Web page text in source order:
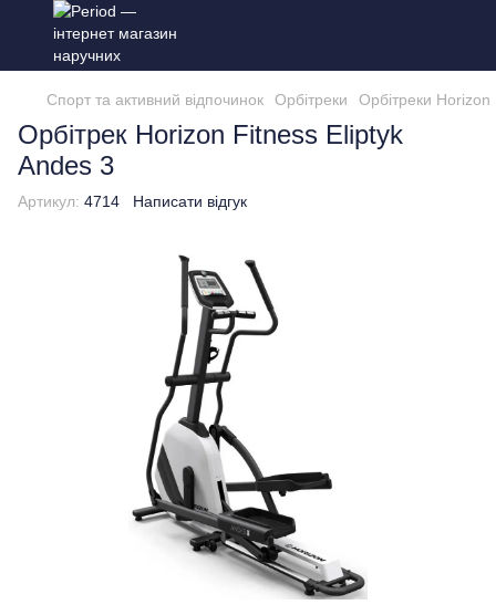
Спорт та активний відпочинок Орбітреки Орбітреки
Орбітрек Horizon Fitness Eliptyk
Andes 3
Артикул: 4714 Написати відгук